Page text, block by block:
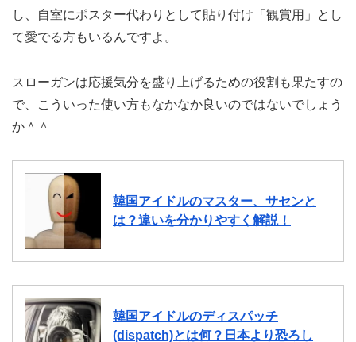
し、自室にポスター代わりとして貼り付け「観賞用」とし
て愛でる方もいるんですよ。
スローガンは応援気分を盛り上げるための役割も果たすの
で、こういった使い方もなかなか良いのではないでしょう
か＾＾
韓国アイドルのマスター、サセンと
は？違いを分かりやすく解説！
韓国アイドルのディスパッチ
(dispatch)とは何？日本より恐ろし